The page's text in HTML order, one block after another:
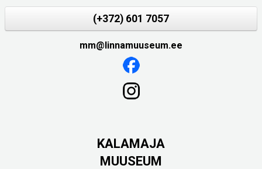
(+372) 601 7057
mm@linnamuuseum.ee
KALAMAJA
MUUSEUM